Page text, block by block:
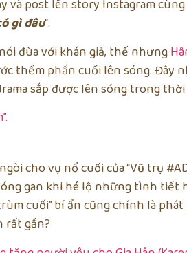
và post lên story Instagram
gì đâu“.
đùa với khán giả, thế nhưng
thềm phần cuối lên sóng. Đây
sắp được lên sóng trong
cho vụ nổ cuối của “Vũ trụ
gan khi hé lộ những tình tiết
cuối” bí ẩn cũng chính là
rất gần?